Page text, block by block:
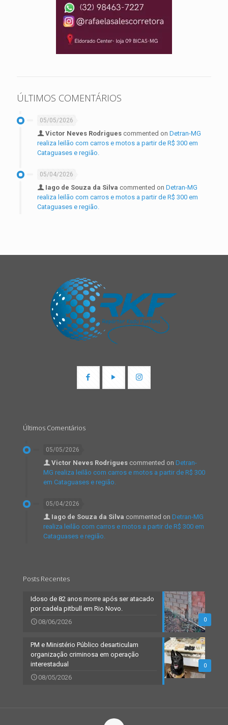
ÚLTIMOS COMENTÁRIOS
05/05/2026
Victor Neves Rodrigues commented on Detran-MG
realiza leilão com carros e motos a partir de R$ 300 em
Cataguases e região.
05/04/2026
Iago de Souza da Silva commented on Detran-MG
realiza leilão com carros e motos a partir de R$ 300 em
Cataguases e região.
Últimos Comentários
05/05/2026
Victor Neves Rodrigues commented on Detran-
MG realiza leilão com carros e motos a partir de R$ 300
em Cataguases e região.
05/04/2026
Iago de Souza da Silva commented on Detran-MG
realiza leilão com carros e motos a partir de R$ 300 em
Cataguases e região.
Posts Recentes
0
Idoso de 82 anos morre após ser atacado
por cadela pitbull em Rio Novo.
08/06/2026
0
PM e Ministério Público desarticulam
organização criminosa em operação
interestadual
08/05/2026